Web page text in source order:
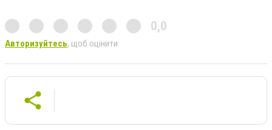
0,0
Авторизуйтесь, щоб оцінити